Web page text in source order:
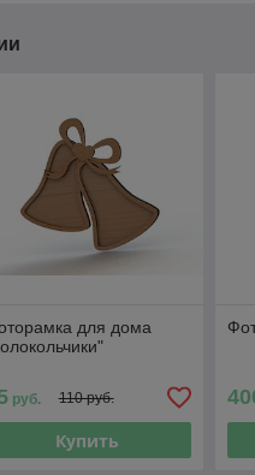
для дома
руб. 110 руб.
Купить